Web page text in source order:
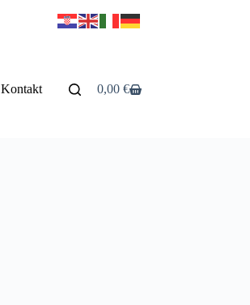
Kontakt Košarica
0,00 €